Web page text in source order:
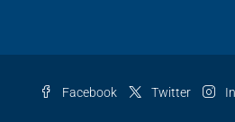
Facebook Twitter